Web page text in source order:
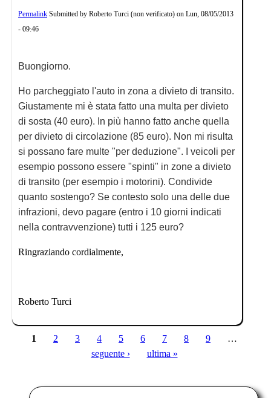
Permalink Submitted by Roberto Turci (non verificato) on Lun, 08/05/2013
- 09:46
Buongiorno.
Ho parcheggiato l'auto in zona a divieto di transito.
Giustamente mi è stata fatto una multa per divieto
di sosta (40 euro). In più hanno fatto anche quella
per divieto di circolazione (85 euro). Non mi risulta
si possano fare multe "per deduzione". I veicoli per
esempio possono essere "spinti" in zone a divieto
di transito (per esempio i motorini). Condivide
quanto sostengo? Se contesto solo una delle due
infrazioni, devo pagare (entro i 10 giorni indicati
nella contravvenzione) tutti i 125 euro?
Ringraziando cordialmente,
Roberto Turci
Pagine
1 2 3 4 5 6 7 8 9
…
seguente ›
ultima »